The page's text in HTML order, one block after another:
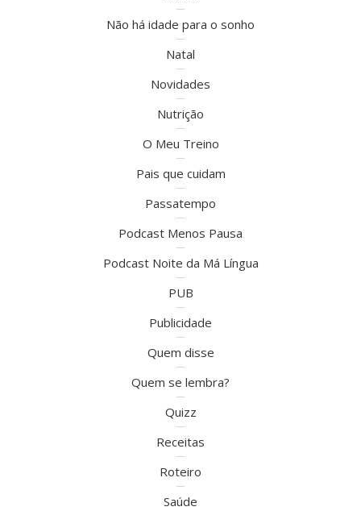
Não há idade para o sonho
Natal
Novidades
Nutrição
O Meu Treino
Pais que cuidam
Passatempo
Podcast Menos Pausa
Podcast Noite da Má Língua
PUB
Publicidade
Quem disse
Quem se lembra?
Quizz
Receitas
Roteiro
Saúde